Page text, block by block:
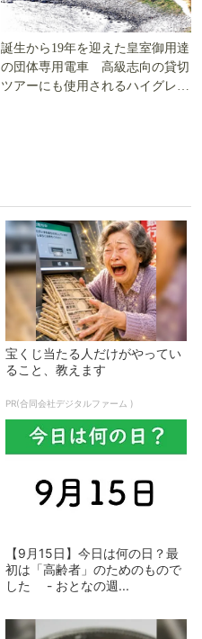
誕生から19年を迎えた皇室御用達
の団体専用電車 高級志向の貸切
ツアーにも使用されるハイグレー
宝くじ当たる人だけがやってい
ること、教えます
PR(合同会社デジタルファーム )
【9月15日】今日は何の日？最
初は「高齢者」のためのもので
した - おとなの週...